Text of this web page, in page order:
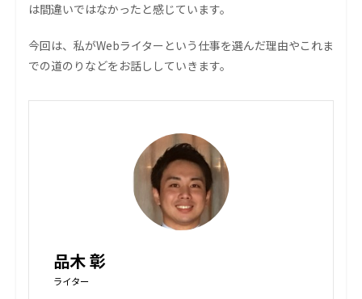
は間違いではなかったと感じています。
今回は、私がWebライターという仕事を選んだ理由やこれま
での道のりなどをお話ししていきます。
品木 彰
ライター